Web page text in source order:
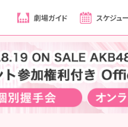
劇場ガイド スケジュ